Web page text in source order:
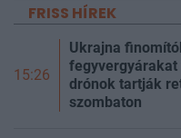
FRISS HÍREK
15:26
Ukrajna
fegyvergyárakat
drónok tartják
szombaton